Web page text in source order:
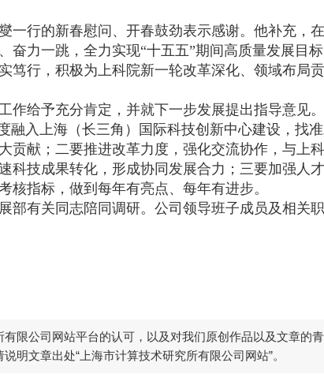
一行的新春慰问、开春鼓劲表示感谢。他补充，
奋力一跳，全力实现“十五五”期间高质量发展目
笃行，积极为上科院新一轮改革深化、领域布局贡
作给予充分肯定，并就下一步发展提出指导意见
融入上海（长三角）国际科技创新中心建设，找
贡献；二要推进改革力度，强化交流协作，与上
科技成果转化，形成协同发展合力；三要加强人
核指标，做到每年有亮点、每年有进步。
部有关同志陪同调研。公司领导班子成员及相关
限公司网站平台的认可，以及对我们原创作品以及文章的
明文章出处“上海市计算技术研究所有限公司网站”。